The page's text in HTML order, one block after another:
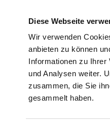
Diese Webseite
Wir verwenden
anbieten zu können
Informationen zu Ihrer
und Analysen weiter.
zusammen, die Sie
gesammelt haben.
Ersatzteile